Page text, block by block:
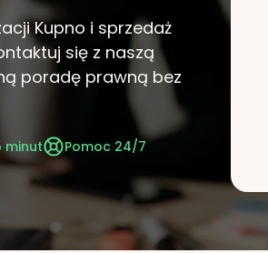
Kupno i sprzedaż
się z naszą
poradę prawną bez
minut Pomoc 24/7